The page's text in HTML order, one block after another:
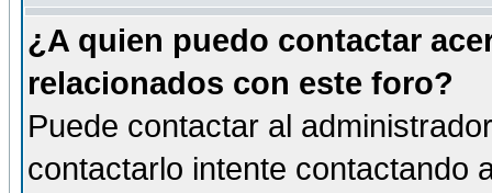
¿A quien puedo contactar
relacionados con este foro?
Puede contactar al
contactarlo intente contactando